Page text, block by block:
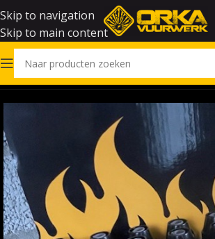
Skip to navigation
Skip to main content
Home Vuurwerk